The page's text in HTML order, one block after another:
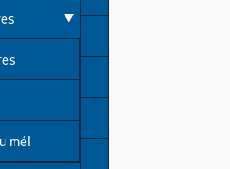
?
?
mél